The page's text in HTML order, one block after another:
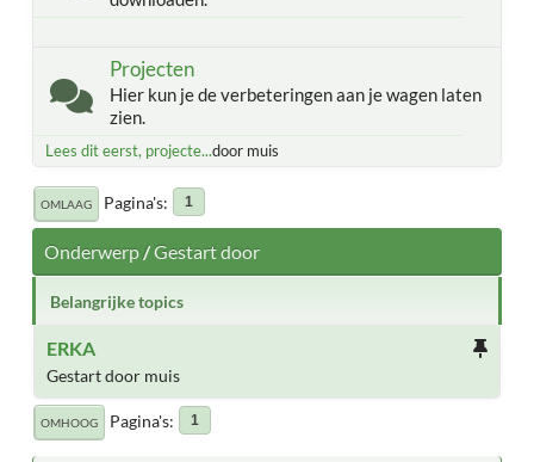
Projecten
Hier kun je de verbeteringen aan je wagen laten
zien.
Lees dit eerst, projecte...door muis
OMLAAG Pagina's 1
Onderwerp/Gestart door
Belangrijke topics
ERKA
Gestart door muis
OMHOOG Pagina's 1